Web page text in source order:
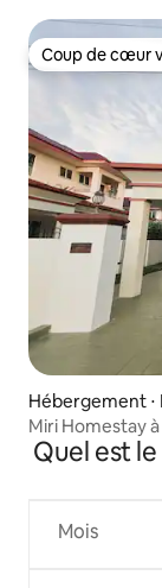
Coup de cœur
Coup de cœur
Hébergement ⋅
Miri Homestay à
Quel est
Mois